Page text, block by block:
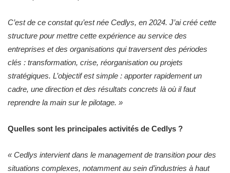
C’est de ce constat qu’est née Cedlys, en 2024. J’ai créé cette
structure pour mettre cette expérience au service des
entreprises et des organisations qui traversent des périodes
clés : transformation, crise, réorganisation ou projets
stratégiques. L’objectif est simple : apporter rapidement un
cadre, une direction et des résultats concrets là où il faut
reprendre la main sur le pilotage. »
Quelles sont les principales activités de Cedlys ?
« Cedlys intervient dans le management de transition pour des
situations complexes, notamment au sein d’industries à haut